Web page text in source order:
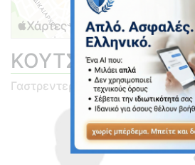
ΚΟΥΤΣΟΜΑΝΗΣ
Γαστρεντερολόγος